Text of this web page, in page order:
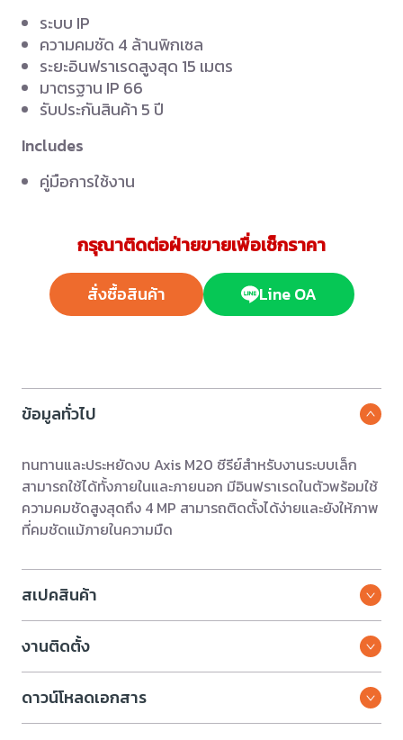
ระบบ IP
ความคมชัด 4 ล้านพิกเซล
ระยะอินฟราเรดสูงสุด 15 เมตร
มาตรฐาน IP 66
รับประกันสินค้า 5 ปี
Includes
คู่มือการใช้งาน
กรุณาติดต่อฝ่ายขายเพื่อเช็กราคา
สั่งซื้อสินค้า Line OA
ข้อมูลทั่วไป
ทนทานและประหยัดงบ Axis M20 ซีรีย์สำหรับงานระบบเล็ก
สามารถใช้ได้ทั้งภายในและภายนอก มีอินฟราเรดในตัวพร้อมใช้
ความคมชัดสูงสุดถึง 4 MP สามารถติดตั้งได้ง่ายและยังให้ภาพ
ที่คมชัดแม้ภายในความมืด
สเปคสินค้า
งานติดตั้ง
ดาวน์โหลดเอกสาร